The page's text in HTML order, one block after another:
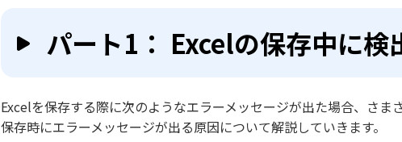
パート1： Excelの保存中に検
Excelを保存する際に次のようなエラーメッセージが出た場合、さ
保存時にエラーメッセージが出る原因について解説していきます。